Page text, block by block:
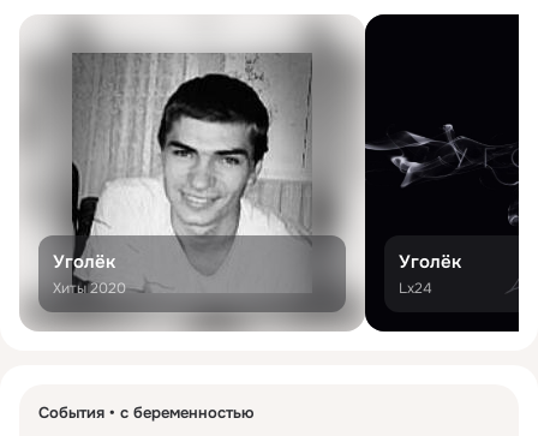
Уголёк
Хиты 2020
Уголёк
Lx24
События с беременностью